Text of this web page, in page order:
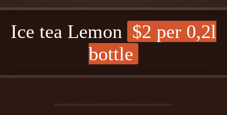
Ice tea Lemon $2 per 0,2l
bottle